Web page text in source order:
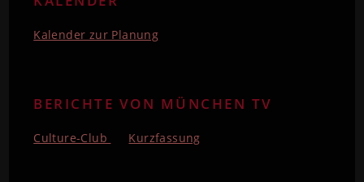
Kalender zur Planung
BERICHTE VON MÜNCHEN TV
Culture-Club Kurzfassung